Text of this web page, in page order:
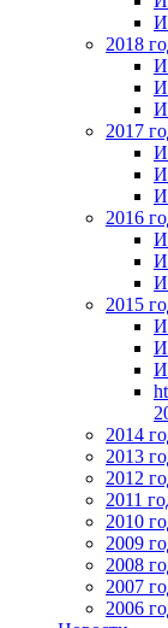
2018
2017
2016
2015
2014
2013
2012
2011
2010
2009
2008
2007
2006